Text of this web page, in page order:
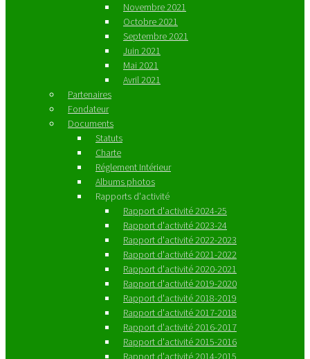
Novembre 2021
Octobre 2021
Septembre 2021
Juin 2021
Mai 2021
Avril 2021
Partenaires
Fondateur
Documents
Statuts
Charte
Réglement Intérieur
Albums photos
Rapports d'activité
Rapport d'activité 2024-25
Rapport d'activité 2023-24
Rapport d'activité 2022-2023
Rapport d'activité 2021-2022
Rapport d'activité 2020-2021
Rapport d'activité 2019-2020
Rapport d'activité 2018-2019
Rapport d'activité 2017-2018
Rapport d'activité 2016-2017
Rapport d'activité 2015-2016
Rapport d'activité 2014-2015